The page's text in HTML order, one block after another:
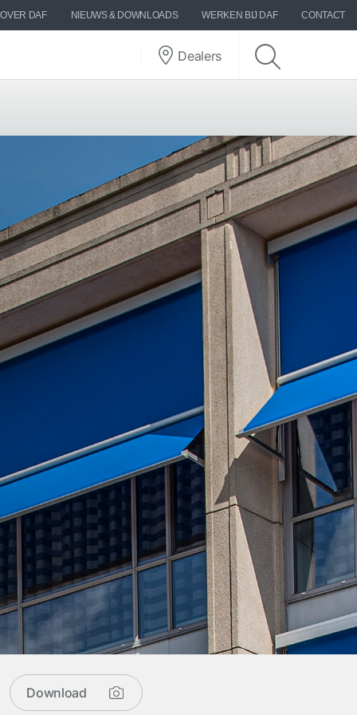
OVER DAF NIEUWS & DOWNLOADS WERKEN BIJ DAF CONTACT
Dealers
Download